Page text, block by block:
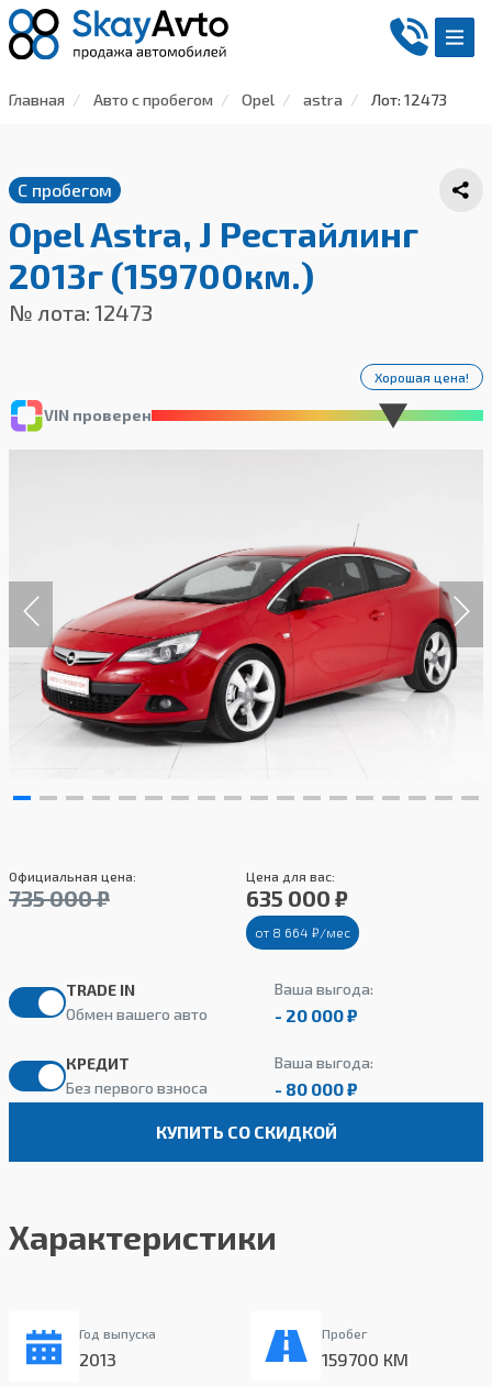
Главная Авто с пробегом Opel astra Лот: 12473
С пробегом
Opel Astra, J Рестайлинг
2013г (159700км.)
№ лота: 12473
VIN проверен
Хорошая цена!
Официальная цена:
735 000 ₽
Цена для вас:
635 000 ₽
от 8 664 ₽/мес
TRADE IN
Обмен вашего авто
Ваша выгода:
- 20 000 ₽
КРЕДИТ
Без первого взноса
Ваша выгода:
- 80 000 ₽
КУПИТЬ СО СКИДКОЙ
Характеристики
Год выпуска
2013
Пробег
159700 КМ